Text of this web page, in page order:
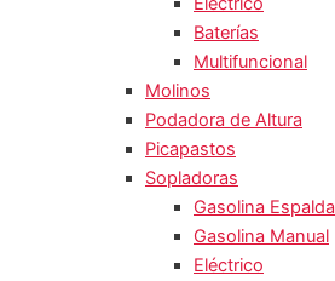
Baterías
Multifuncional
Molinos
Podadora de Altura
Picapastos
Sopladoras
Gasolina Espalda
Gasolina Manual
Eléctrico